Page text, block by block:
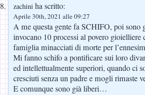
zachini ha scritto:
Aprile 30th, 2021 alle 09:27
A me questa gente fa SCHIFO, poi sono
invocano 10 processi al povero gioielliere
famiglia minacciati di morte per
Mi fanno schifo a pontificare sui loro
ed intellettualmente superiori, quando ci
cresciuti senza un padre e mogli rimaste
E comunque sono già liberi…